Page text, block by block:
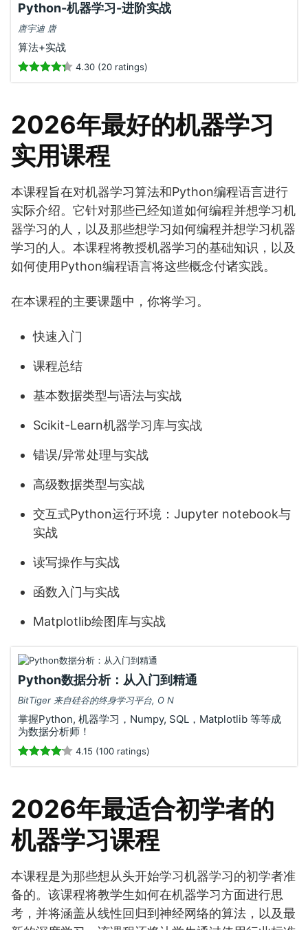
Python-机器学习-进阶实战
唐宇迪 唐
算法+实战
4.30 (20 ratings)
2026年最好的机器学习
实用课程
本课程旨在对机器学习算法和Python编程语言进行
实际介绍。它针对那些已经知道如何编程并想学习机
器学习的人，以及那些想学习如何编程并想学习机器
学习的人。本课程将教授机器学习的基础知识，以及
如何使用Python编程语言将这些概念付诸实践。
在本课程的主要课题中，你将学习。
快速入门
课程总结
基本数据类型与语法与实战
Scikit-Learn机器学习库与实战
错误/异常处理与实战
高级数据类型与实战
交互式Python运行环境：Jupyter notebook与
实战
读写操作与实战
函数入门与实战
Matplotlib绘图库与实战
Python数据分析：从入门到精通
BitTiger 来自硅谷的终身学习平台, O N
掌握Python, 机器学习，Numpy, SQL，Matplotlib 等等成
为数据分析师！
4.15 (100 ratings)
2026年最适合初学者的
机器学习课程
本课程是为那些想从头开始学习机器学习的初学者准
备的。该课程将教学生如何在机器学习方面进行思
考，并将涵盖从线性回归到神经网络的算法，以及最